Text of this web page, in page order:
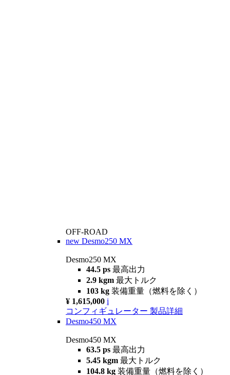
OFF-ROAD
new Desmo250 MX
Desmo250 MX
44.5 ps 最高出力
2.9 kgm 最大トルク
103 kg 装備重量（燃料を除く）
¥ 1,615,000 i
コンフィギュレーター 製品詳細
Desmo450 MX
Desmo450 MX
63.5 ps 最高出力
5.45 kgm 最大トルク
104.8 kg 装備重量（燃料を除く）